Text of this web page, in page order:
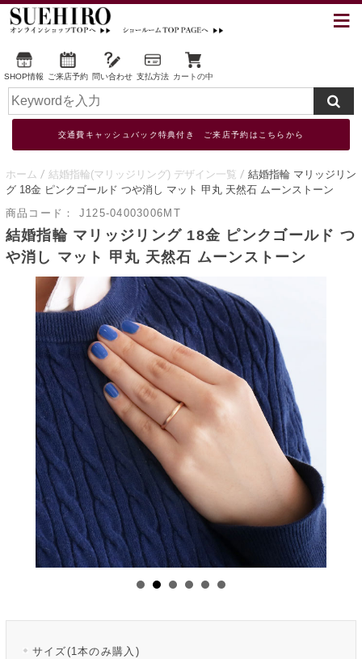
SHOP情報 ご来店予約 問い合わせ 支払方法 カートの中
交通費キャッシュバック特典付き ご来店予約はこちらから
ホーム 結婚指輪(マリッジリング) デザイン一覧
結婚指輪 マリッジリン
グ 18金 ピンクゴールド つや消し マット 甲丸 天然石 ムーンストーン
商品コード：
J125-04003006MT
結婚指輪 マリッジリング 18金 ピンクゴールド つ
や消し マット 甲丸 天然石 ムーンストーン
サイズ(1本のみ購入)